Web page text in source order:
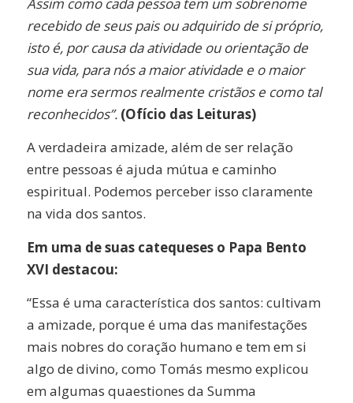
recebido de seus pais ou adquirido de si próprio,
isto é, por causa da atividade ou orientação de
sua vida, para nós a maior atividade e o maior
nome era sermos realmente cristãos e como tal
reconhecidos”. (Ofício das Leituras)
A verdadeira amizade, além de ser relação
entre pessoas é ajuda mútua e caminho
espiritual. Podemos perceber isso claramente
na vida dos santos.
Em uma de suas catequeses o Papa Bento
XVI destacou:
“Essa é uma característica dos santos: cultivam
a amizade, porque é uma das manifestações
mais nobres do coração humano e tem em si
algo de divino, como Tomás mesmo explicou
em algumas quaestiones da Summa